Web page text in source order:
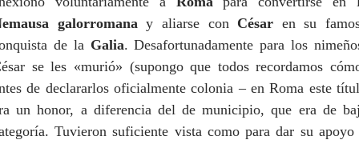
galorromanay aliarse con César en su
de la Galia. Desafortunadamente para los
se les «murió» (supongo que todos recordamos
de declararlos oficialmente colonia – en Roma este
un honor, a diferencia del de municipio, que era de
Tuvieron suficiente vista como para dar su apoyo